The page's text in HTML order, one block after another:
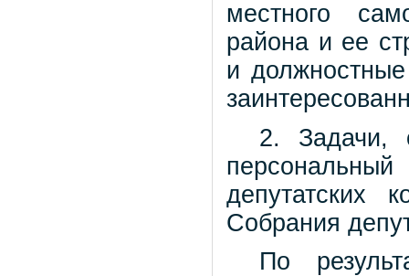
местного
района и ее
и
2. Задачи,
депутатских
Собрания
По